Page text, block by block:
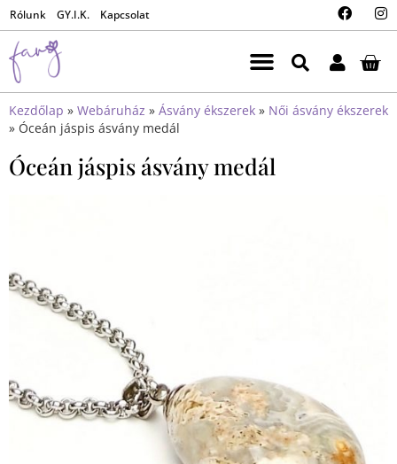
Rólunk GY.I.K. Kapcsolat
Kezdőlap » Webáruház » Ásvány ékszerek » Női ásvány ékszerek
» Óceán jáspis ásvány medál
Óceán jáspis ásvány medál